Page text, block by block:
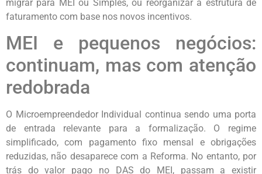
migrar para MEI ou Simples, ou reorganizar a estrutura de
faturamento com base nos novos incentivos.
MEI e pequenos negócios:
continuam, mas com atenção
redobrada
O Microempreendedor Individual continua sendo uma porta
de entrada relevante para a formalização. O regime
simplificado, com pagamento fixo mensal e obrigações
reduzidas, não desaparece com a Reforma. No entanto, por
trás do valor pago no DAS do MEI, passam a existir